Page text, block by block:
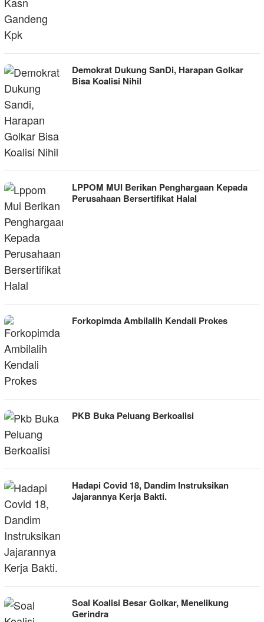
Demokrat Dukung SanDi, Harapan Golkar
Bisa Koalisi Nihil
LPPOM MUI Berikan Penghargaan Kepada
Perusahaan Bersertifikat Halal
Forkopimda Ambilalih Kendali Prokes
PKB Buka Peluang Berkoalisi
Hadapi Covid 18, Dandim Instruksikan
Jajarannya Kerja Bakti.
Soal Koalisi Besar Golkar, Menelikung
Gerindra